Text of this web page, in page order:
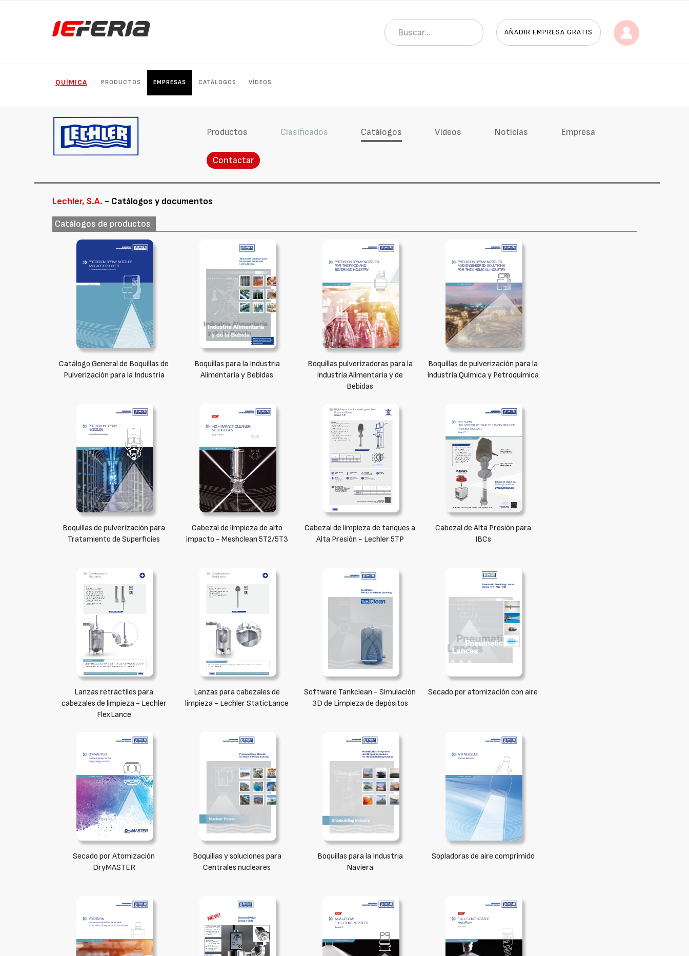
AÑADIR EMPRESA GRATIS
QUÍMICA PRODUCTOS EMPRESAS CATÁLOGOS VÍDEOS
Productos Clasificados Catálogos Vídeos Noticias Empresa
Contactar
Lechler, S.A. - Catálogos y documentos
Catálogos de productos
Catálogo General de Boquillas de
Pulverización para la Industria
Boquillas para la Industria
Alimentaria y Bebidas
Boquillas pulverizadoras para la
industria Alimentaria y de
Bebidas
Boquillas de pulverización para la
Industria Química y Petroquímica
Boquillas de pulverización para
Tratamiento de Superficies
Cabezal de limpieza de alto
impacto - Meshclean 5T2/5T3
Cabezal de limpieza de tanques a
Alta Presión - Lechler 5TP
Cabezal de Alta Presión para
IBCs
Lanzas retráctiles para
cabezales de limpieza - Lechler
FlexLance
Lanzas para cabezales de
limpieza - Lechler StaticLance
Software Tankclean - Simulación
3D de Limpieza de depósitos
Secado por atomización con aire
Secado por Atomización
DryMASTER
Boquillas y soluciones para
Centrales nucleares
Boquillas para la Industria
Naviera
Sopladoras de aire comprimido